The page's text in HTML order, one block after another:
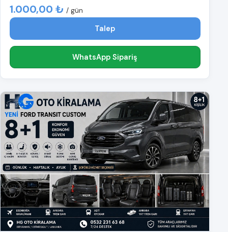
1.000,00 ₺ / gün
Talep
WhatsApp Sipariş